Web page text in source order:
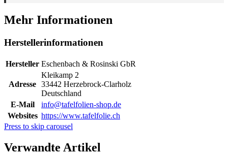
Mehr Informationen
Herstellerinformationen
Hersteller Eschenbach & Rosinski GbR
Adresse
Kleikamp 2
33442 Herzebrock-Clarholz
Deutschland
E-Mail
info@tafelfolien-shop.de
Websites https://www.tafelfolie.ch
Press to skip carousel
Verwandte Artikel